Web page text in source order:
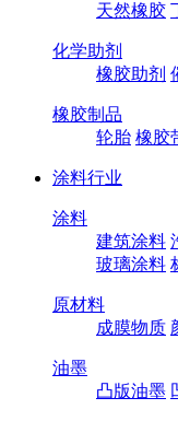
天然橡胶
化学助剂
橡胶助剂
橡胶制品
轮胎 橡胶
涂料行业
涂料
建筑涂料
玻璃涂料
原材料
成膜物质
油墨
凸版油墨